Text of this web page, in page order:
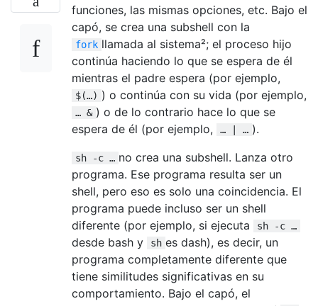
funciones, las mismas opciones, etc. Bajo el
capó, se crea una subshell con la
fork llamada al sistema²; el proceso hijo
continúa haciendo lo que se espera de él
mientras el padre espera (por ejemplo,
$(…) ) o continúa con su vida (por ejemplo,
… & ) o de lo contrario hace lo que se
espera de él (por ejemplo,
… | … ).
sh -c … no crea una subshell. Lanza otro
programa. Ese programa resulta ser un
shell, pero eso es solo una coincidencia. El
programa puede incluso ser un shell
diferente (por ejemplo, si ejecuta
sh -c …
desde bash y sh es dash), es decir, un
programa completamente diferente que
tiene similitudes significativas en su
comportamiento. Bajo el capó, el